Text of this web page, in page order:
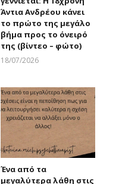
Άντια Ανδρέου κάνει
το πρώτο της μεγάλο
βήμα προς το όνειρό
της (βίντεο – φώτο)
18/07/2026
Ένα από τα
μεγαλύτερα λάθη στις